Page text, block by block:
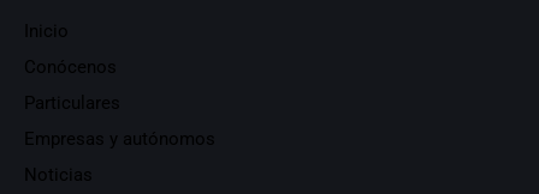
Inicio
Conócenos
Particulares
Empresas y autónomos
Noticias